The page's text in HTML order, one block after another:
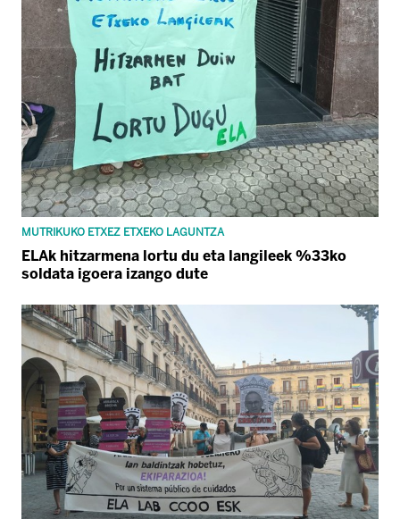
MUTRIKUKO ETXEZ ETXEKO LAGUNTZA
ELAk hitzarmena lortu du eta langileek %33ko
soldata igoera izango dute